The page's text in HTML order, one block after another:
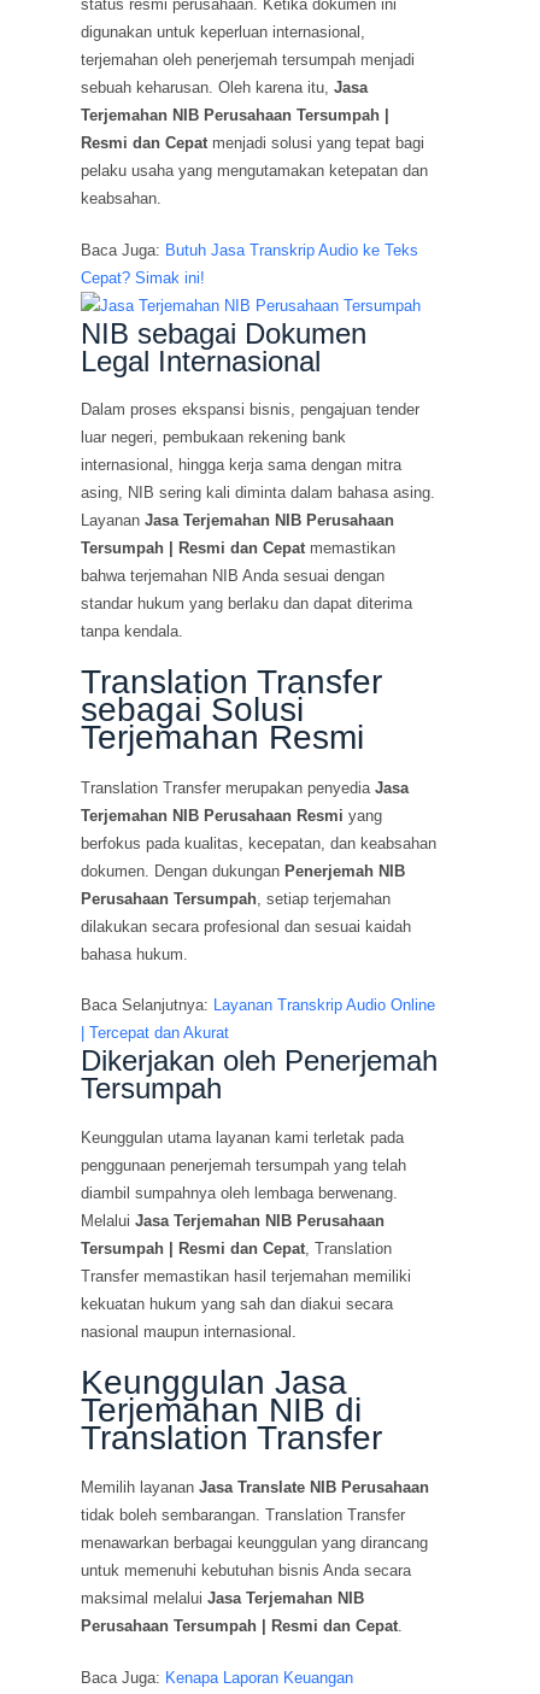
status resmi perusahaan. Ketika dokumen ini
digunakan untuk keperluan internasional,
terjemahan oleh penerjemah tersumpah menjadi
sebuah keharusan. Oleh karena itu,Jasa
Terjemahan NIB Perusahaan Tersumpah |
Resmi dan Cepatmenjadi solusi yang tepat bagi
pelaku usaha yang mengutamakan ketepatan dan
keabsahan.
Baca Juga: Butuh Jasa Transkrip Audio ke Teks
Cepat? Simak ini!
NIB sebagai Dokumen
Legal Internasional
Dalam proses ekspansi bisnis, pengajuan tender
luar negeri, pembukaan rekening bank
internasional, hingga kerja sama dengan mitra
asing, NIB sering kali diminta dalam bahasa asing.
LayananJasa Terjemahan NIB Perusahaan
Tersumpah | Resmi dan Cepat memastikan
bahwa terjemahan NIB Anda sesuai dengan
standar hukum yang berlaku dan dapat diterima
tanpa kendala.
Translation Transfer
sebagai Solusi
Terjemahan Resmi
Translation Transfer merupakan penyediaJasa
Terjemahan NIB Perusahaan Resmi yang
berfokus pada kualitas, kecepatan, dan keabsahan
dokumen. Dengan dukungan Penerjemah NIB
Perusahaan Tersumpah , setiap terjemahan
dilakukan secara profesional dan sesuai kaidah
bahasa hukum.
Baca Selanjutnya: Layanan Transkrip Audio Online
| Tercepat dan Akurat
Dikerjakan oleh Penerjemah
Tersumpah
Keunggulan utama layanan kami terletak pada
penggunaan penerjemah tersumpah yang telah
diambil sumpahnya oleh lembaga berwenang.
MelaluiJasa Terjemahan NIB Perusahaan
Tersumpah | Resmi dan Cepat , Translation
Transfer memastikan hasil terjemahan memiliki
kekuatan hukum yang sah dan diakui secara
nasional maupun internasional.
Keunggulan Jasa
Terjemahan NIB di
Translation Transfer
Memilih layananJasa Translate NIB Perusahaan
tidak boleh sembarangan. Translation Transfer
menawarkan berbagai keunggulan yang dirancang
untuk memenuhi kebutuhan bisnis Anda secara
maksimal melaluiJasa Terjemahan NIB
Perusahaan Tersumpah | Resmi dan Cepat.
Baca Juga: Kenapa Laporan Keuangan